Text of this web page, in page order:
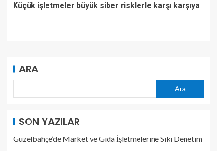
Küçük işletmeler büyük siber risklerle karşı karşıya
ARA
Ara
SON YAZILAR
Güzelbahçe’de Market ve Gıda İşletmelerine Sıkı Denetim